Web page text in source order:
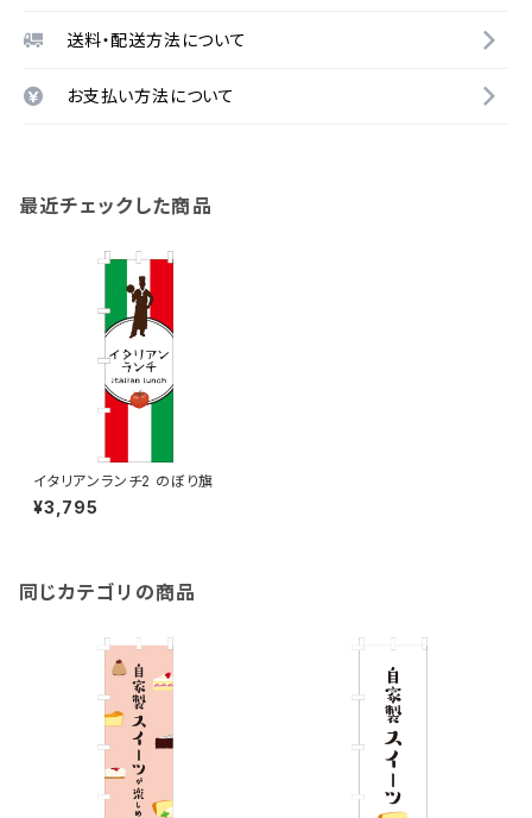
送料・配送方法について
お支払い方法について
最近チェックした商品
イタリアンランチ2 のぼり旗
¥3,795
同じカテゴリの商品